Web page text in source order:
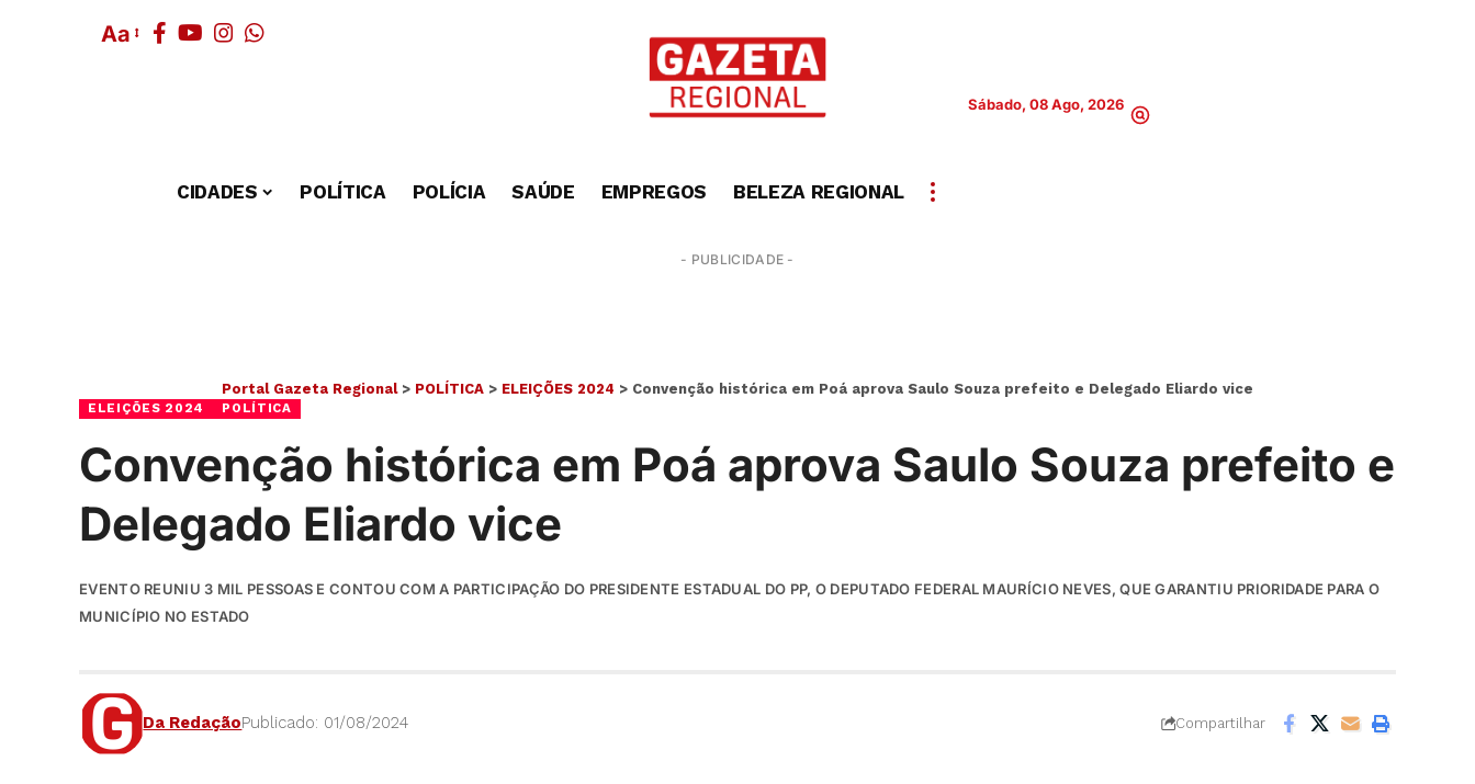
Aa
Sábado, 08 Ago, 2026
CIDADES POLÍTICA POLÍCIA SAÚDE EMPREGOS BELEZA REGIONAL
- PUBLICIDADE -
Portal Gazeta Regional> POLÍTICA > ELEIÇÕES 2024 > Convenção histórica em Poá aprova Saulo Souza prefeito e Delegado Eliardo vice
ELEIÇÕES 2024 POLÍTICA
Convenção histórica em Poá aprova Saulo Souza prefeito e
Delegado Eliardo vice
EVENTO REUNIU 3 MIL PESSOAS E CONTOU COM A PARTICIPAÇÃO DO PRESIDENTE ESTADUAL DO PP, O DEPUTADO FEDERAL MAURÍCIO NEVES, QUE GARANTIU PRIORIDADE PARA O
MUNICÍPIO NO ESTADO
Da RedaçãoPublicado: 01/08/2024 Compartilhar